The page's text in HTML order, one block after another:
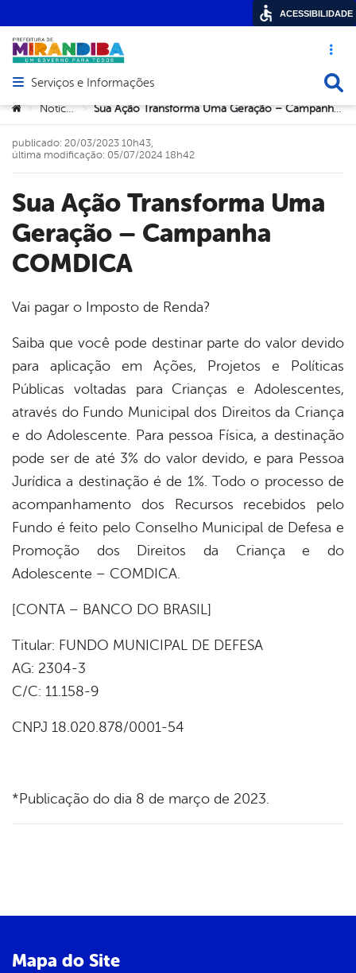
Acesso
Abrir menu principal de navegação
Serviços e Informações
Você está aqui:
> Notícias > Sua Ação Transforma Uma Geração – Campanha COMDICA
Sua Ação Transforma Uma
Geração – Campanha
COMDICA
publicado: 20/03/2023 10h43,
última modificação: 05/07/2024 18h42
Vai pagar o Imposto de Renda?
Saiba que você pode destinar parte do valor devido
para aplicação em Ações, Projetos e Políticas
Públicas voltadas para Crianças e Adolescentes,
através do Fundo Municipal dos Direitos da Criança
e do Adolescente. Para pessoa Física, a destinação
pode ser de até 3% do valor devido, e para Pessoa
Jurídica a destinação é de 1%. Todo o processo de
acompanhamento dos Recursos recebidos pelo
Fundo é feito pelo Conselho Municipal de Defesa e
Promoção dos Direitos da Criança e do
Adolescente – COMDICA.
[CONTA – BANCO DO BRASIL]
Titular: FUNDO MUNICIPAL DE DEFESA
AG: 2304-3
C/C: 11.158-9
CNPJ 18.020.878/0001-54
*Publicação do dia 8 de março de 2023.
Mapa do Site
ACESSIBILIDADE